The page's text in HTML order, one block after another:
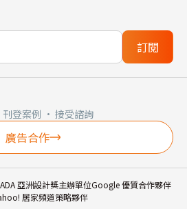
訂閱
登案例 · 接受諮詢
廣告合作
ADA 亞洲設計獎主辦單位Google 優質合作夥伴
居家頻道策略夥伴